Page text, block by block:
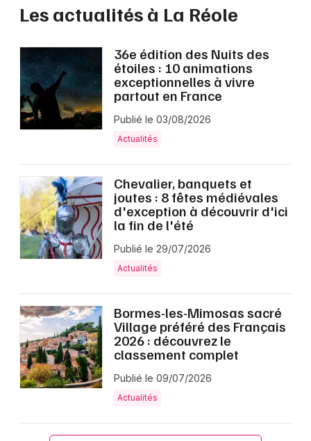
Les actualités à La Réole
36e édition des Nuits des
étoiles : 10 animations
exceptionnelles à vivre
partout en France
Publié le 03/08/2026
Actualités
Chevalier, banquets et
joutes : 8 fêtes médiévales
d'exception à découvrir d'ici
la fin de l'été
Publié le 29/07/2026
Actualités
Bormes-les-Mimosas sacré
Village préféré des Français
2026 : découvrez le
classement complet
Publié le 09/07/2026
Actualités